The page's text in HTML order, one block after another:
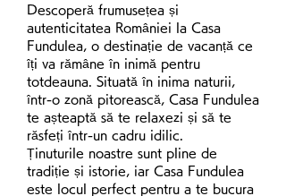
Descoperă frumusețea și
autenticitatea României la Casa
Fundulea, o destinație de vacanță ce
îți va rămâne în inimă pentru
totdeauna. Situată în inima naturii,
într-o zonă pitorească, Casa Fundulea
te așteaptă să te relaxezi și să te
răsfeți într-un cadru idilic.
Ținuturile noastre sunt pline de
tradiție și istorie, iar Casa Fundulea
este locul perfect pentru a te bucura